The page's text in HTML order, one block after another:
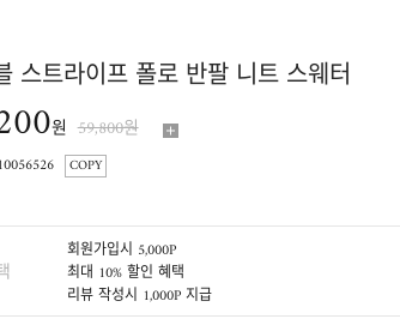
스트라이프 폴로 반팔 니트 스웨터
원 59,800원
COPY
회원가입시 5,000P
최대 10% 할인 혜택
리뷰 작성시 1,000P 지급